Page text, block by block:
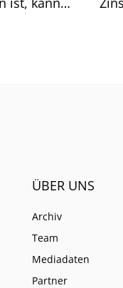
ÜBER UNS
Archiv
Team
Mediadaten
Partner